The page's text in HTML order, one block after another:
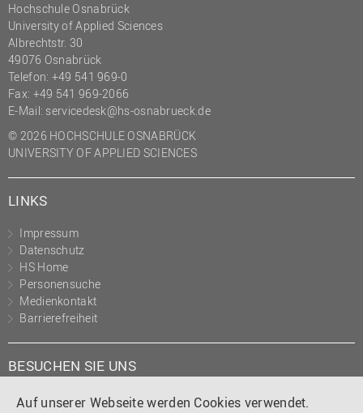
Auf unserer Webseite werden Cookies verwendet.
Hochschule Osnabrück
University of Applied Sciences
Albrechtstr. 30
49076 Osnabrück
Telefon: +49 541 969-0
Fax: +49 541 969-2066
E-Mail: servicedesk@hs-osnabrueck.de
© 2026 HOCHSCHULE OSNABRÜCK
UNIVERSITY OF APPLIED SCIENCES
LINKS
Impressum
Datenschutz
HS Home
Personensuche
Medienkontakt
Barrierefreiheit
BESUCHEN SIE UNS
Instagram
TiktokLinkedIn
YouTube
Facebook